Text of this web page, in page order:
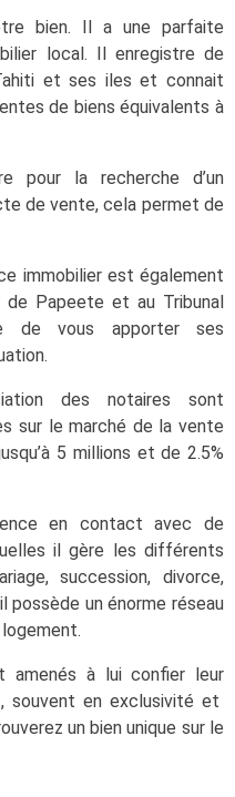
bien. Il a une parfaite
local. Il enregistre de
et ses iles et connait
de biens équivalents à
pour la recherche d’un
de vente, cela permet de
immobilier est également
de Papeete et au Tribunal
de vous apporter ses
des notaires sont
sur le marché de la vente
5 millions et de 2.5%
en contact avec de
il gère les différents
succession, divorce,
un énorme réseau
amenés à lui confier leur
souvent en exclusivité et
un bien unique sur le